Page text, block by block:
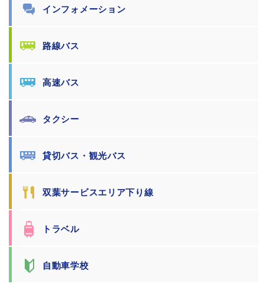
インフォメーション
路線バス
高速バス
タクシー
貸切バス・観光バス
双葉サービスエリア下り線
トラベル
自動車学校